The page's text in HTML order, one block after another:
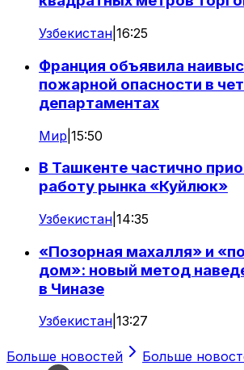
Узбекистан 16:25
Франция объявила
пожарной опасности в
департаментах
Мир 15:50
В Ташкенте частично
работу рынка «Куйлюк»
Узбекистан 14:35
«Позорная махалля» и
дом»: новый метод
в Чиназе
Узбекистан 13:27
Больше новостей Больше